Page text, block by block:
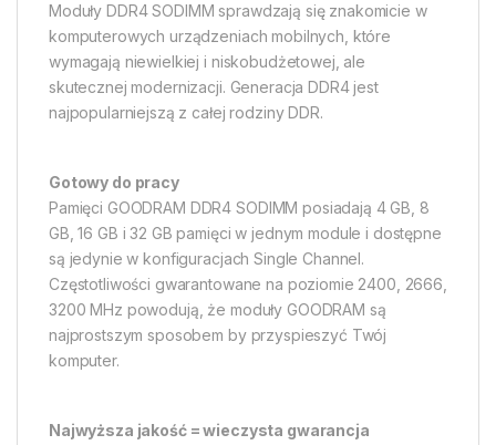
Moduły DDR4 SODIMM sprawdzają się znakomicie w
komputerowych urządzeniach mobilnych, które
wymagają niewielkiej i niskobudżetowej, ale
skutecznej modernizacji. Generacja DDR4 jest
najpopularniejszą z całej rodziny DDR.
Gotowy do pracy
Pamięci GOODRAM DDR4 SODIMM posiadają 4 GB, 8
GB, 16 GB i 32 GB pamięci w jednym module i dostępne
są jedynie w konfiguracjach Single Channel.
Częstotliwości gwarantowane na poziomie 2400, 2666,
3200 MHz powodują, że moduły GOODRAM są
najprostszym sposobem by przyspieszyć Twój
komputer.
Najwyższa jakość = wieczysta gwarancja